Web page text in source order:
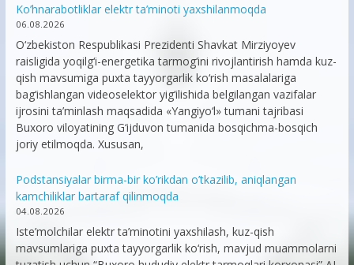
Ko’hnarabotliklar elektr ta’minoti yaxshilanmoqda
06.08.2026
O‘zbekiston Respublikasi Prezidenti Shavkat Mirziyoyev
raisligida yoqilg‘i-energetika tarmog‘ini rivojlantirish hamda kuz-
qish mavsumiga puxta tayyorgarlik ko‘rish masalalariga
bag‘ishlangan videoselektor yig‘ilishida belgilangan vazifalar
ijrosini ta’minlash maqsadida «Yangiyo‘l» tumani tajribasi
Buxoro viloyatining G‘ijduvon tumanida bosqichma-bosqich
joriy etilmoqda. Xususan,
Podstansiyalar birma-bir ko’rikdan o’tkazilib, aniqlangan
kamchiliklar bartaraf qilinmoqda
04.08.2026
Iste’molchilar elektr ta’minotini yaxshilash, kuz-qish
mavsumlariga puxta tayyorgarlik ko‘rish, mavjud muammolarni